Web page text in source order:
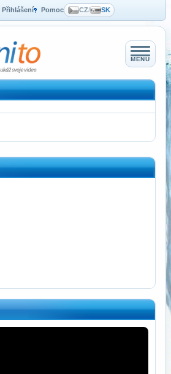
Přihlášení Pomoc CZ/ SK
MENU